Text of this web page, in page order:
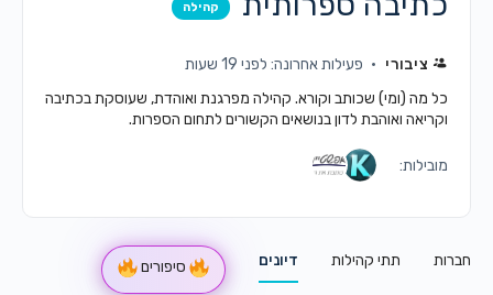
קהילה
ציבורי
פעילות אחרונה: לפני 19 שעות
כל מה (ומי) שכותב וקורא. קהילה מפרגנת ואוהדת, שעוסקת בכתיבה
וקריאה ואוהבת לדון בנושאים הקשורים לתחום הספרות.
מובילות:
חברות תתי קהילות דיונים סיפורים